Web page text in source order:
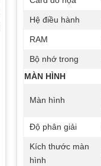
Hệ điều hành
RAM
Bộ nhớ trong
MÀN HÌNH
Màn hình
Độ phân giải
Kích thước màn
hình